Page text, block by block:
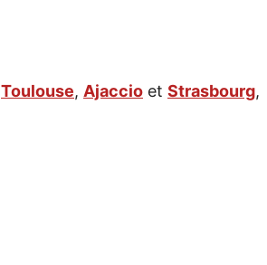
Toulouse, Ajaccio et Strasbourg,